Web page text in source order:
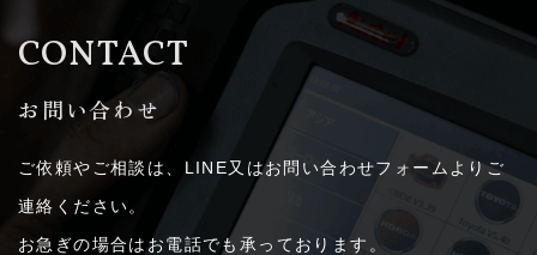
CONTACT
お問い合わせ
ご依頼やご相談は、LINE又はお問い合わせフォームよりご
連絡ください。
お急ぎの場合はお電話でも承っております。